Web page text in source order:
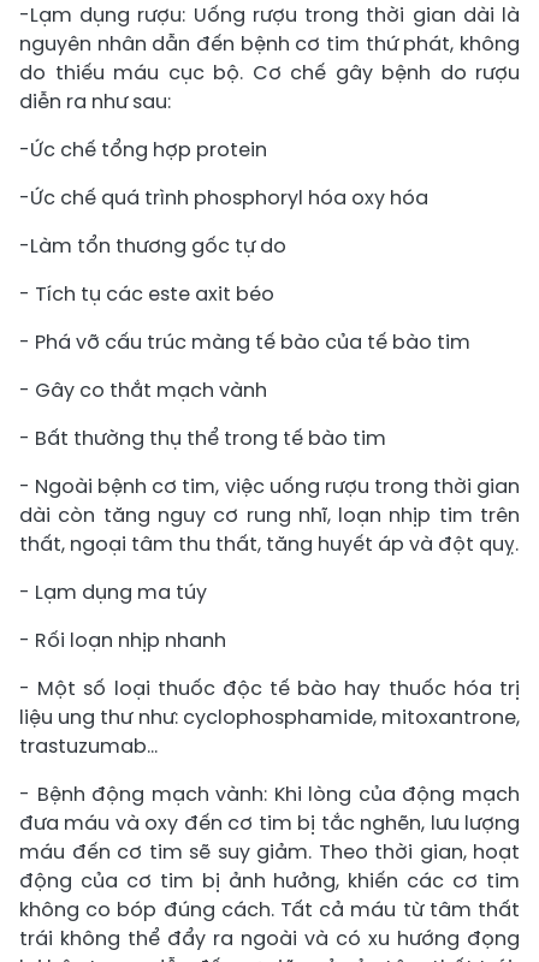
-Lạm dụng rượu: Uống rượu trong thời gian dài là
nguyên nhân dẫn đến bệnh cơ tim thứ phát, không
do thiếu máu cục bộ. Cơ chế gây bệnh do rượu
diễn ra như sau:
-Ức chế tổng hợp protein
-Ức chế quá trình phosphoryl hóa oxy hóa
-Làm tổn thương gốc tự do
- Tích tụ các este axit béo
- Phá vỡ cấu trúc màng tế bào của tế bào tim
- Gây co thắt mạch vành
- Bất thường thụ thể trong tế bào tim
- Ngoài bệnh cơ tim, việc uống rượu trong thời gian
dài còn tăng nguy cơ rung nhĩ, loạn nhịp tim trên
thất, ngoại tâm thu thất, tăng huyết áp và đột quỵ.
- Lạm dụng ma túy
- Rối loạn nhịp nhanh
- Một số loại thuốc độc tế bào hay thuốc hóa trị
liệu ung thư như: cyclophosphamide, mitoxantrone,
trastuzumab…
- Bệnh động mạch vành: Khi lòng của động mạch
đưa máu và oxy đến cơ tim bị tắc nghẽn, lưu lượng
máu đến cơ tim sẽ suy giảm. Theo thời gian, hoạt
động của cơ tim bị ảnh hưởng, khiến các cơ tim
không co bóp đúng cách. Tất cả máu từ tâm thất
trái không thể đẩy ra ngoài và có xu hướng đọng